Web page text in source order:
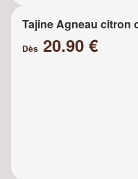
Tajine Agneau citron
Dès 20.90 €